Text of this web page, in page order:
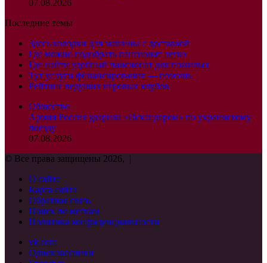
07.08.2026
Последние темы
Здесь колодки для машины с доставкой
Где можно подобрать пансионат легко
Где найти удобный пансионат для пожилых
Тут услуги финансирования — помощь
Рейтинг ведущих игровых клубов
Общество
Армия Россия ударила «Искандером» по украинскому
поезду
07.08.2026
© Все права защищены 2026, |
О сайте
Карта сайта
Обратная связь
Поиск по меткам
Политика конфиденциальности
vk.com
Одноклассники